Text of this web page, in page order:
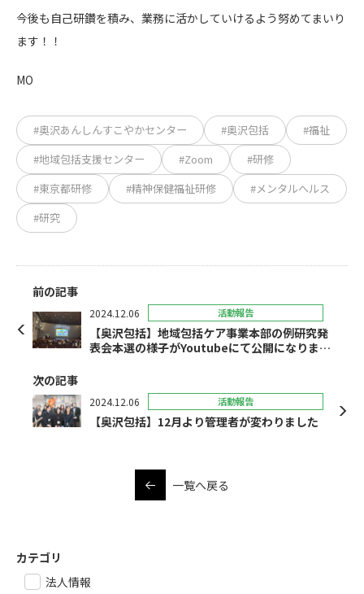
今後も自己研鑽を積み、業務に活かしていけるよう努めてまいり
ます！！
MO
#奥沢あんしんすこやかセンター #奥沢包括
#福祉
#地域包括支援センター
#Zoom
#研修
#東京都研修
#精神保健福祉研修
#メンタルヘルス
#研究
前の記事
2024.12.06 活動報告
【奥沢包括】地域包括ケア事業本部の例研究発
表会本選の様子がYoutubeにて公開になりまし
次の記事
2024.12.06 活動報告
【奥沢包括】12月より管理者が変わりました
一覧へ戻る
カテゴリ
法人情報